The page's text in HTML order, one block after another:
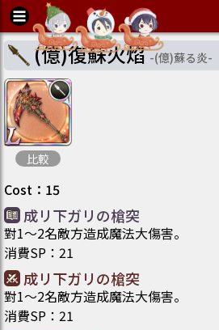
(億)復蘇火焰 -(億)蘇る炎-
比較
Cost ： 15
成リ下ガリの槍突
對1～2名敵方造成魔法大傷害。
消費SP ： 21
成リ下ガリの槍突
對1～2名敵方造成魔法大傷害。
消費SP ： 21